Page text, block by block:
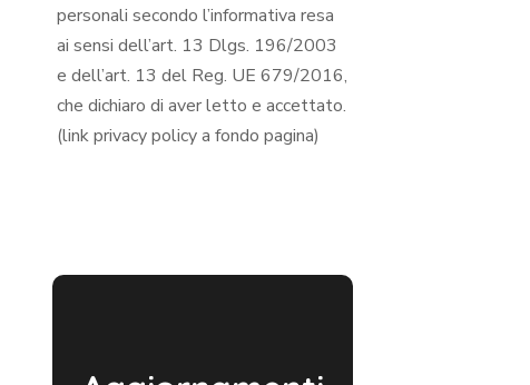
personali secondo l’informativa resa
ai sensi dell’art. 13 Dlgs. 196/2003
e dell’art. 13 del Reg. UE 679/2016,
che dichiaro di aver letto e accettato.
(link privacy policy a fondo pagina)